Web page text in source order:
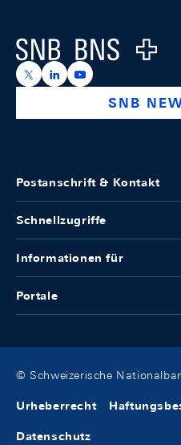
Logo
https://x.com/snb_bns
https://https://
SNB
Postanschrift & Kontakt
Schnellzugriffe
Informationen für
Portale
© Schweizerische
Urheberrecht
Datenschutz